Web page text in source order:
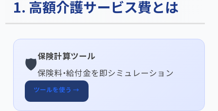
1. 高額介護サービス費とは
🛡️
保険計算ツール
保険料・給付金を即シミュレーション
ツールを使う →